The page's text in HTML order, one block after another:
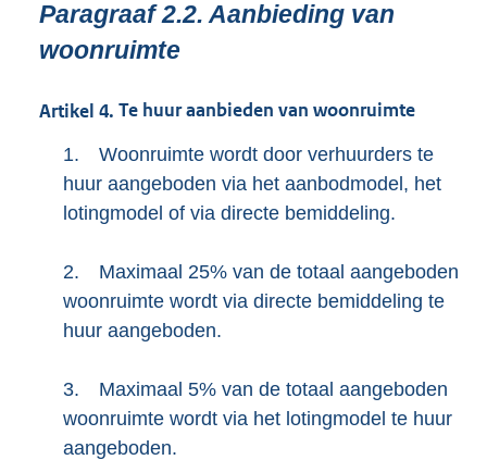
Paragraaf 2.2. Aanbieding van
woonruimte
Artikel 4. Te huur aanbieden van woonruimte
1.
Woonruimte wordt door verhuurders te
huur aangeboden via het aanbodmodel, het
lotingmodel of via directe bemiddeling.
2.
Maximaal 25% van de totaal aangeboden
woonruimte wordt via directe bemiddeling te
huur aangeboden.
3.
Maximaal 5% van de totaal aangeboden
woonruimte wordt via het lotingmodel te huur
aangeboden.